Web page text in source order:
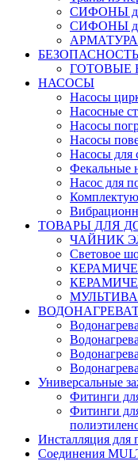
СИФОНЫ
СИФОНЫ
АРМАТУРА
БЕЗОПАСНОСТЬ
ГОТОВЫЕ
НАСОСЫ
Насосы
Насосные
Насосы
Насосы
Насосы для
Фекальные
Насос для
ТОВАРЫ ДЛЯ
ЧАЙНИК
Световое
Универсальные
Фитинги
Фитинги
Инсталляция для
Соединения